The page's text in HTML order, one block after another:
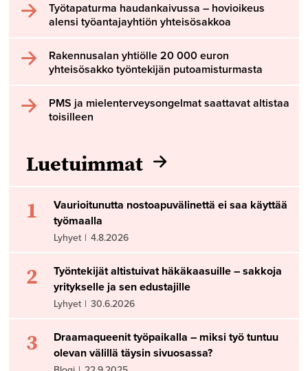
Työtapaturma haudankaivussa – hovioikeus
alensi työantajayhtiön yhteisösakkoa
Rakennusalan yhtiölle 20 000 euron
yhteisösakko työntekijän putoamisturmasta
PMS ja mielenterveysongelmat saattavat altistaa
toisilleen
Luetuimmat
1
Vaurioitunutta nostoapuvälinettä ei saa käyttää
työmaalla
Lyhyet | 4.8.2026
2
Työntekijät altistuivat häkäkaasuille – sakkoja
yritykselle ja sen edustajille
Lyhyet | 30.6.2026
3
Draamaqueenit työpaikalla – miksi työ tuntuu
olevan välillä täysin sivuosassa?